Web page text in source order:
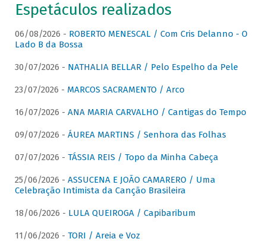
Espetáculos realizados
06/08/2026 - ROBERTO MENESCAL / Com Cris Delanno - O
Lado B da Bossa
30/07/2026 - NATHALIA BELLAR / Pelo Espelho da Pele
23/07/2026 - MARCOS SACRAMENTO / Arco
16/07/2026 - ANA MARIA CARVALHO / Cantigas do Tempo
09/07/2026 - ÁUREA MARTINS / Senhora das Folhas
07/07/2026 - TÁSSIA REIS / Topo da Minha Cabeça
25/06/2026 - ASSUCENA E JOÃO CAMARERO / Uma
Celebração Intimista da Canção Brasileira
18/06/2026 - LULA QUEIROGA / Capibaribum
11/06/2026 - TORI / Areia e Voz